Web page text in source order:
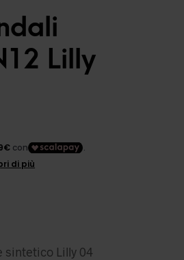
Lilly
sintetico Lilly 04